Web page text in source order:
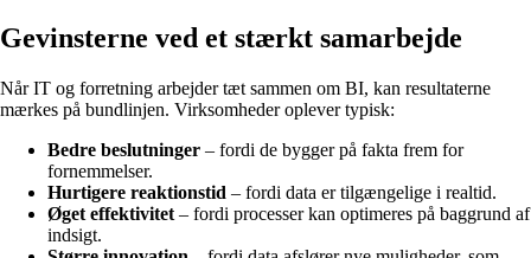
Gevinsterne ved et stærkt samarbejde
Når IT og forretning arbejder tæt sammen om BI, kan resultaterne
mærkes på bundlinjen. Virksomheder oplever typisk:
Bedre beslutninger – fordi de bygger på fakta frem for
fornemmelser.
Hurtigere reaktionstid – fordi data er tilgængelige i realtid.
Øget effektivitet – fordi processer kan optimeres på baggrund af
indsigt.